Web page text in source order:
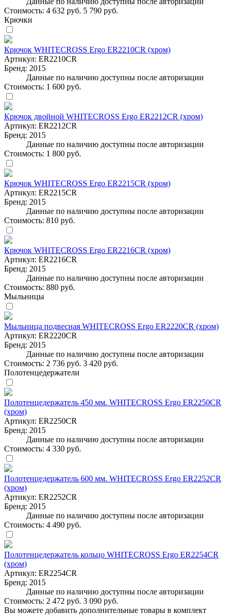
Стоимость: 4 632 руб. 5 790 руб.
Крючки
Крючок WHITECROSS Ergo ER2210CR (хром)
Артикул: ER2210CR
Бренд: 2015
Данные по наличию доступны после авторизации
Стоимость: 1 600 руб.
Крючок двойной WHITECROSS Ergo ER2212CR (хром)
Артикул: ER2212CR
Бренд: 2015
Данные по наличию доступны после авторизации
Стоимость: 1 800 руб.
Крючок WHITECROSS Ergo ER2215CR (хром)
Артикул: ER2215CR
Бренд: 2015
Данные по наличию доступны после авторизации
Стоимость: 810 руб.
Крючок WHITECROSS Ergo ER2216CR (хром)
Артикул: ER2216CR
Бренд: 2015
Данные по наличию доступны после авторизации
Стоимость: 880 руб.
Мыльницы
Мыльница подвесная WHITECROSS Ergo ER2220CR (хром)
Артикул: ER2220CR
Бренд: 2015
Данные по наличию доступны после авторизации
Стоимость: 2 736 руб. 3 420 руб.
Полотенцедержатели
Полотенцедержатель 450 мм. WHITECROSS Ergo ER2250CR
(хром)
Артикул: ER2250CR
Бренд: 2015
Данные по наличию доступны после авторизации
Стоимость: 4 330 руб.
Полотенцедержатель 600 мм. WHITECROSS Ergo ER2252CR
(хром)
Артикул: ER2252CR
Бренд: 2015
Данные по наличию доступны после авторизации
Стоимость: 4 490 руб.
Полотенцедержатель кольцо WHITECROSS Ergo ER2254CR
(хром)
Артикул: ER2254CR
Бренд: 2015
Данные по наличию доступны после авторизации
Стоимость: 2 472 руб. 3 090 руб.
Вы можете добавить дополнительные товары в комплект